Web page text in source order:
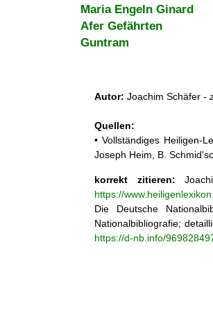
Maria Engeln Ginard
Afer Gefährten
Guntram
Autor: Joachim Schäfer -
Quellen:
• Vollständiges Heiligen-
Joseph Heim, B.
korrekt zitieren:
https://
Die Deutsche
Nationalbibliografie;
https://d-nb.info/